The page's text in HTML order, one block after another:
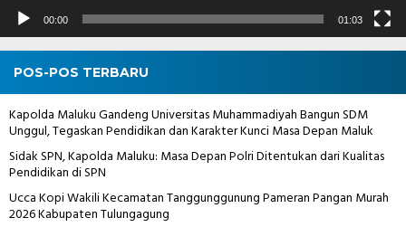
00:00 01:03
POS-POS TERBARU
Kapolda Maluku Gandeng Universitas Muhammadiyah Bangun SDM
Unggul, Tegaskan Pendidikan dan Karakter Kunci Masa Depan Maluk
Sidak SPN, Kapolda Maluku: Masa Depan Polri Ditentukan dari Kualitas
Pendidikan di SPN
Ucca Kopi Wakili Kecamatan Tanggunggunung Pameran Pangan Murah
2026 Kabupaten Tulungagung